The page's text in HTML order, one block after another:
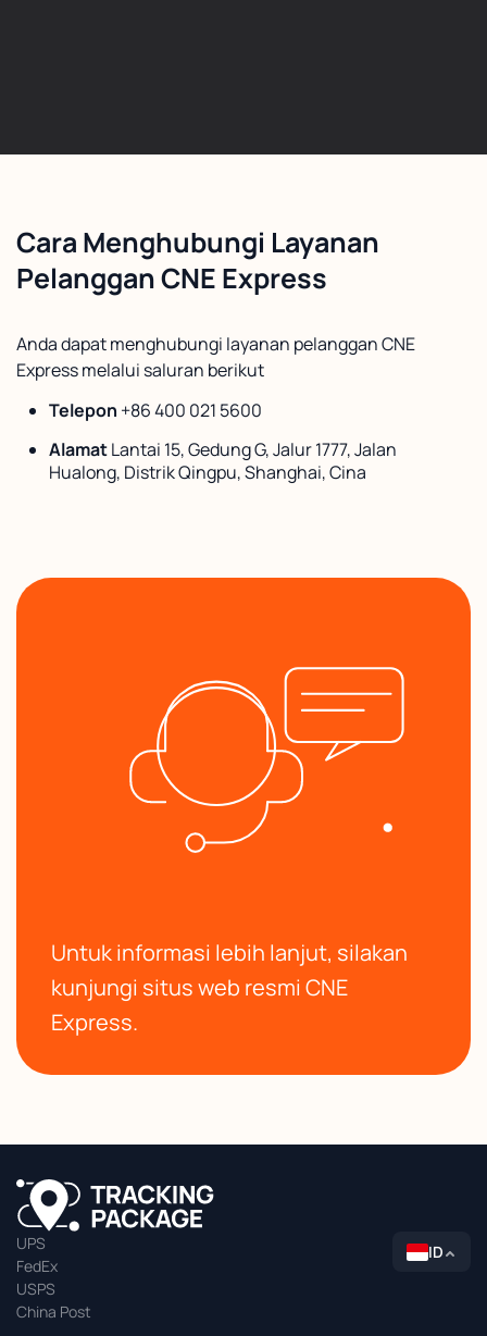
Cara Menghubungi Layanan
Pelanggan CNE Express
Anda dapat menghubungi layanan pelanggan CNE
Express melalui saluran berikut
Telepon +86 400 021 5600
AlamatLantai 15, Gedung G, Jalur 1777, Jalan
Hualong, Distrik Qingpu, Shanghai, Cina
Untuk informasi lebih lanjut, silakan
kunjungi situs web resmi CNE
Express.
UPS
FedEx
USPS
China Post
ID